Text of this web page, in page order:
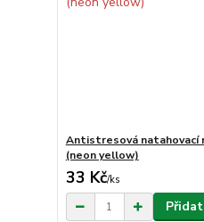
Antistresová natahovací
(neon yellow)
33 Kč/ks